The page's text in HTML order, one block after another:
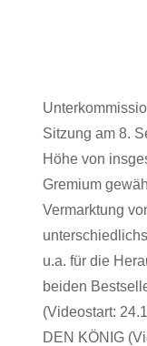
Sitzung am 8.
Höhe von
Gremium
Vermarktung
u.a. für die
beiden
(Videostart:
DEN KÖNIG